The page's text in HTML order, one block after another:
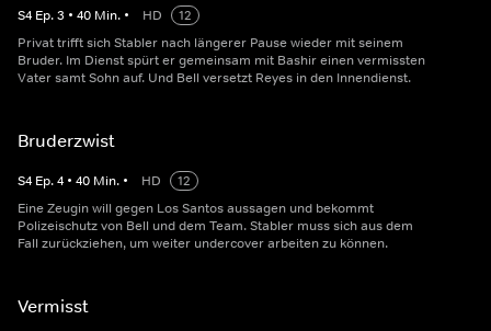
S4 Ep.3 • 40 Min. • HD
12
Privat trifft sich Stabler nach längerer Pause wieder mit seinem
Bruder. Im Dienst spürt er gemeinsam mit Bashir einen vermissten
Vater samt Sohn auf. Und Bell versetzt Reyes in den Innendienst.
Bruderzwist
S4 Ep.4 • 40 Min. • HD
12
Eine Zeugin will gegen Los Santos aussagen und bekommt
Polizeischutz von Bell und dem Team. Stabler muss sich aus dem
Fall zurückziehen, um weiter undercover arbeiten zu können.
Vermisst